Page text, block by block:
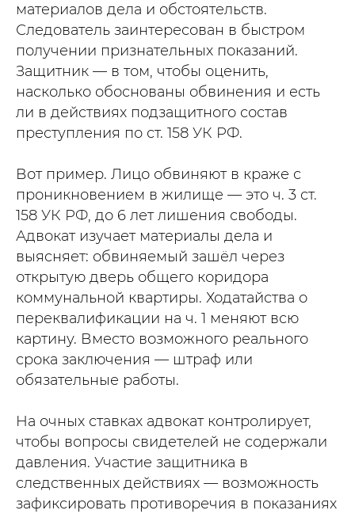
материалов дела и обстоятельств.
Следователь заинтересован в быстром
получении признательных показаний.
Защитник — в том, чтобы оценить,
насколько обоснованы обвинения и есть
ли в действиях подзащитного состав
преступления по ст. 158 УК РФ.
Вот пример. Лицо обвиняют в краже с
проникновением в жилище — это ч. 3 ст.
158 УК РФ, до 6 лет лишения свободы.
Адвокат изучает материалы дела и
выясняет: обвиняемый зашёл через
открытую дверь общего коридора
коммунальной квартиры. Ходатайства о
переквалификации на ч. 1 меняют всю
картину. Вместо возможного реального
срока заключения — штраф или
обязательные работы.
На очных ставках адвокат контролирует,
чтобы вопросы свидетелей не содержали
давления. Участие защитника в
следственных действиях — возможность
зафиксировать противоречия в показаниях